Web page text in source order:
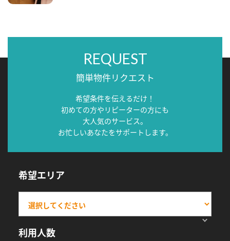
REQUEST
簡単物件リクエスト
希望条件を伝えるだけ！
初めての方やリピーターの方にも
大人気のサービス。
お忙しいあなたをサポートします。
希望エリア
利用人数